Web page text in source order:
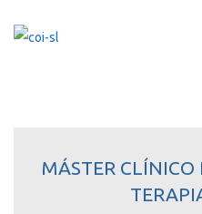
MÁSTER